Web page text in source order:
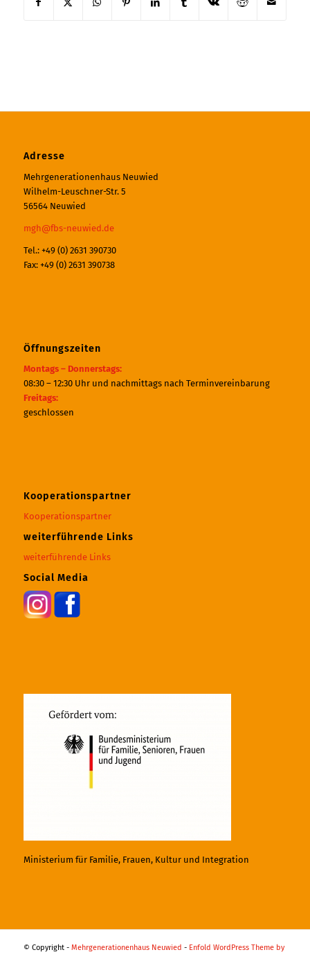
Adresse
Mehrgenerationenhaus Neuwied
Wilhelm-Leuschner-Str. 5
56564 Neuwied
mgh@fbs-neuwied.de
Tel.: +49 (0) 2631 390730
Fax: +49 (0) 2631 390738
Öffnungszeiten
Montags – Donnerstags:
08:30 – 12:30 Uhr und nachmittags nach Terminvereinbarung
Freitags:
geschlossen
Kooperationspartner
Kooperationspartner
weiterführende Links
weiterführende Links
Social Media
Ministerium für Familie, Frauen, Kultur und Integration
© Copyright - Mehrgenerationenhaus Neuwied - Enfold WordPress Theme by